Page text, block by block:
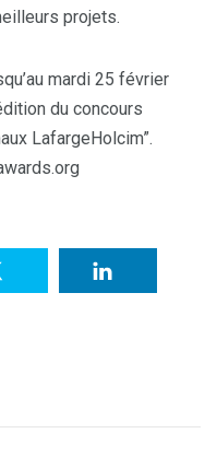
projets.
mardi 25 février
du concours
LafargeHolcim”.